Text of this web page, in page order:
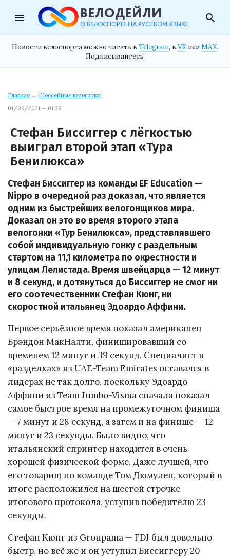
menu search
Новости велоспорта можно читать в Telegram, в VK илиMAX.
Подписывайтесь!
Главная → Шоссейные велогонки
01/09/2021 — 01:38
Стефан Биссиггер с лёгкостью
выиграл второй этап «Тура
Бенилюкса»
Стефан Биссиггер из команды EF Education —
Nippo в очередной раз доказал, что является
одним из быстрейших велогонщиков мира.
Доказал он это во время второго этапа
велогонки «Тур Бенилюкса», представлявшего
собой индивидуальную гонку с раздельным
стартом на 11,1 километра по окрестности и
улицам Лелистада. Время швейцарца — 12 минут
и 8 секунд, и дотянуться до Биссиггер не смог ни
его соотечественник Стефан Кюнг, ни
скоростной итальянец Эдоардо Аффини.
Первое серьёзное время показал американец
Брэндон МакНалти, финишировавший со
временем 12 минут и 39 секунд. Специалист в
«разделках» из UAE-Team Emirates оставался в
лидерах не так долго, поскольку Эдоардо
Аффини из Team Jumbo-Visma сначала показал
самое быстрое время на промежуточном финиша
— 7 минут и 28 секунд, а затем и на финише — 12
минут и 23 секунды. Было видно, что
итальянский спринтер находится в очень
хорошей физической форме. Даже лучшей, что
его товарищ по команде Том Дюмулен, который в
итоге расположился на шестой строчке
итогового протокола, уступив победителю 23
секунды.
Стефан Кюнг из Groupama — FDJ был довольно
быстр, но всё же и он уступил Биссиггеру 20